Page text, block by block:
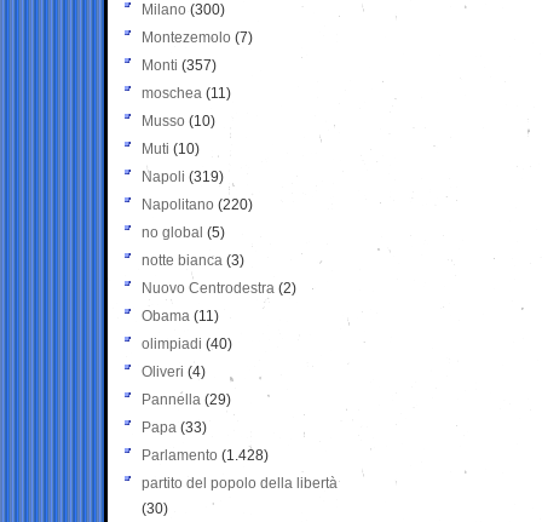
Milano (300)
Montezemolo (7)
Monti (357)
moschea (11)
Musso (10)
Muti (10)
Napoli (319)
Napolitano (220)
no global (5)
notte bianca (3)
Nuovo Centrodestra (2)
Obama (11)
olimpiadi (40)
Oliveri (4)
Pannella (29)
Papa (33)
Parlamento (1.428)
partito del popolo della libertà
(30)